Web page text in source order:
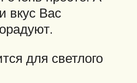
вкус Вас
для светлого